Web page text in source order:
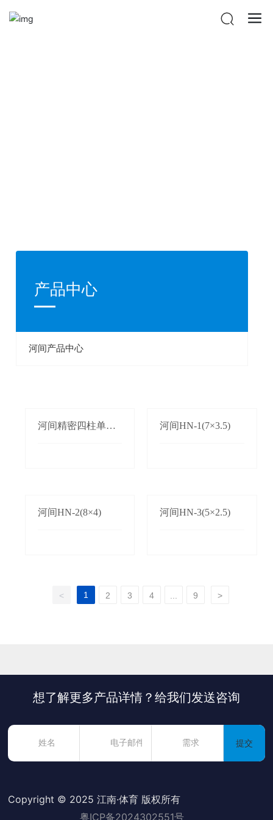
产品中心
河间产品中心
河间精密四柱单双
河间HN-1(7×3.5)
河间HN-2(8×4) 河间HN-3(5×2.5)
< 1 2 3 4 9 >
想了解更多产品详情？给我们发送咨询
提交
Copyright © 2025 江南·体育 版权所有
粤ICP备2024302551号